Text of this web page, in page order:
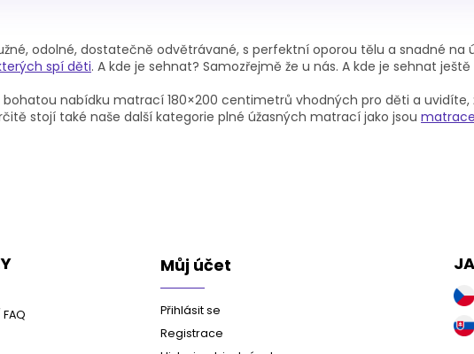
l
á
d
a
c
odolné, dostatečně odvětrávané, s perfektní oporou tělu a snadné na
spí děti. A kde je sehnat? Samozřejmě že u nás. A kde je sehnat
bohatou nabídku matrací 180×200 centimetrů vhodných pro děti a
stojí také naše další kategorie plné úžasných matrací jako jsou
Můj účet
Přihlásit se
Registrace